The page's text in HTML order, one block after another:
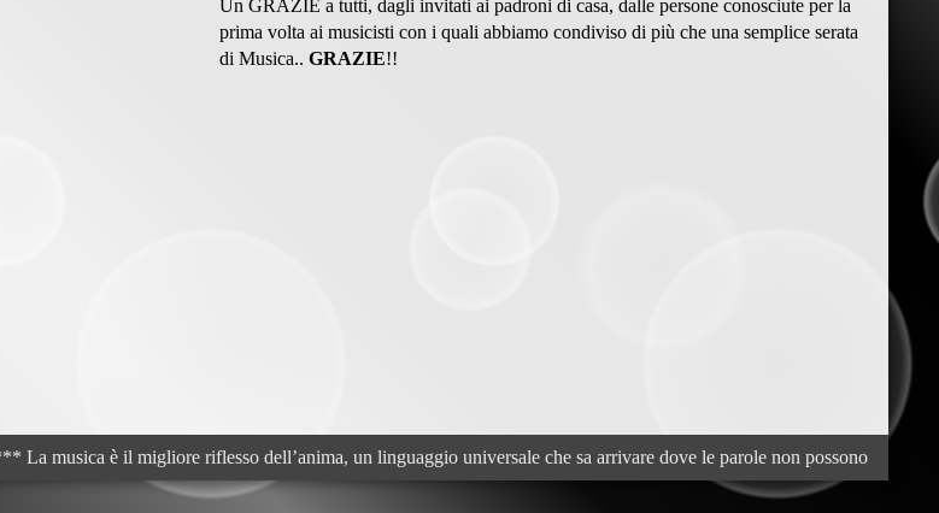
Un GRAZIE a tutti, dagli invitati ai padroni di casa, dalle persone conosciute per la
prima volta ai musicisti con i quali abbiamo condiviso di più che una semplice serata
di Musica.. GRAZIE!!
musica è il migliore riflesso dell’anima, un linguaggio universale che sa arrivare dove le parole non possono